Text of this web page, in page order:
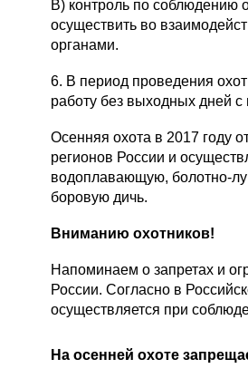
В) контроль по соблюдению
осуществить во
органами.
6. В период проведения
работу без выходных дней
Осенняя охота в 2017 году
регионов России и
водоплавающую, болотно-
боровую дичь.
Вниманию охотников!
Напоминаем о запретах и
России. Согласно в
осуществляется при
На осенней охоте